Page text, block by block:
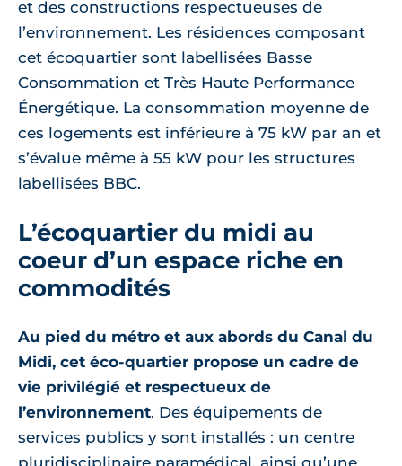
et des constructions respectueuses de
l’environnement. Les résidences composant
cet écoquartier sont labellisées Basse
Consommation et Très Haute Performance
Énergétique. La consommation moyenne de
ces logements est inférieure à 75 kW par an et
s’évalue même à 55 kW pour les structures
labellisées BBC.
L’écoquartier du midi au
coeur d’un espace riche en
commodités
Au pied du métro et aux abords du Canal du
Midi, cet éco-quartier propose un cadre de
vie privilégié et respectueux de
l’environnement. Des équipements de
services publics y sont installés : un centre
pluridisciplinaire paramédical, ainsi qu’une